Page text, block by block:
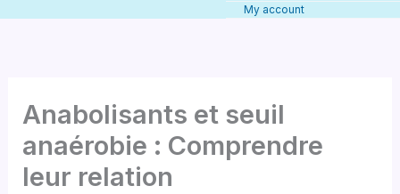
My account
Anabolisants et seuil
anaérobie : Comprendre
leur relation